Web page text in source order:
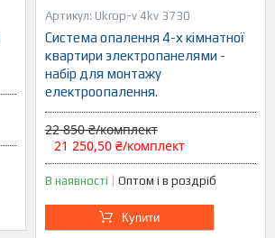
Ukrop-v 4kv 3730
Система опалення 4-х кімнатної
квартири электропанелями -
набір для монтажу
електроопалення.
22 850 ₴/комплект
21 250,50 ₴/комплект
В наявності Оптом і в роздріб
Купити